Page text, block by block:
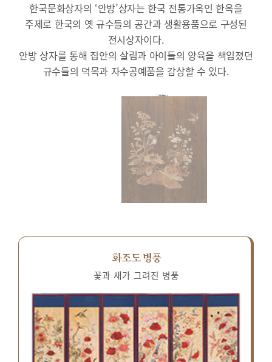
한국문화상자의 ‘안방’상자는 한국 전통가옥인 한옥을
주제로 한국의 옛 규수들의 공간과 생활용품으로 구성된
전시상자이다.
안방 상자를 통해 집안의 살림과 아이들의 양육을 책임졌던
규수들의 덕목과 자수공예품을 감상할 수 있다.
화조도 병풍
꽃과 새가 그려진 병풍